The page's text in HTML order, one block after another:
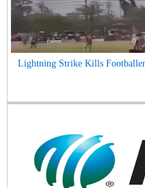
Lightning Strike Kills